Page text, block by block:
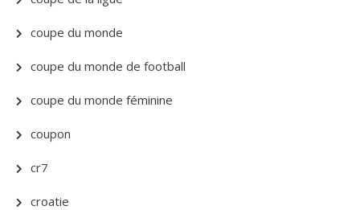
coupe du monde
coupe du monde de football
coupe du monde féminine
coupon
cr7
croatie